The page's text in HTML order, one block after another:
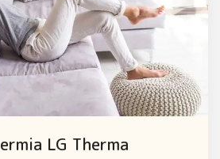
LG Therma